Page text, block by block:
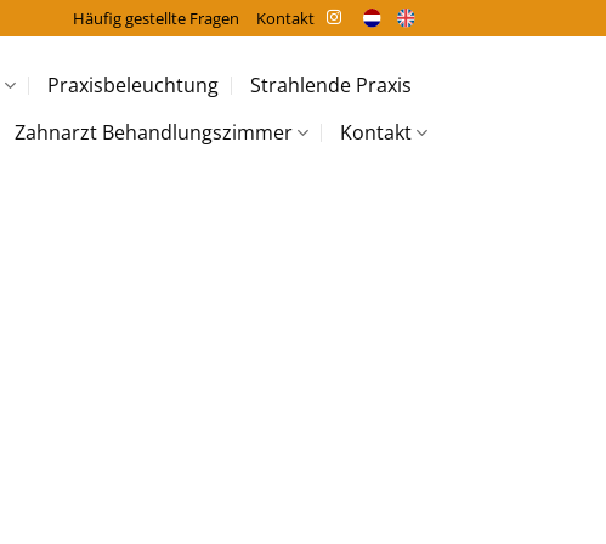
Häufig gestellte Fragen Kontakt
Praxisbeleuchtung
Strahlende Praxis
Zahnarzt Behandlungszimmer
Kontakt